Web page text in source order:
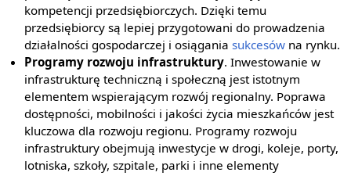
kompetencji przedsiębiorczych. Dzięki temu
przedsiębiorcy są lepiej przygotowani do prowadzenia
działalności gospodarczej i osiąganiasukcesów na rynku.
Programy rozwoju infrastruktury. Inwestowanie w
infrastrukturę techniczną i społeczną jest istotnym
elementem wspierającym rozwój regionalny. Poprawa
dostępności, mobilności i jakości życia mieszkańców jest
kluczowa dla rozwoju regionu. Programy rozwoju
infrastruktury obejmują inwestycje w drogi, koleje, porty,
lotniska, szkoły, szpitale, parki i inne elementy